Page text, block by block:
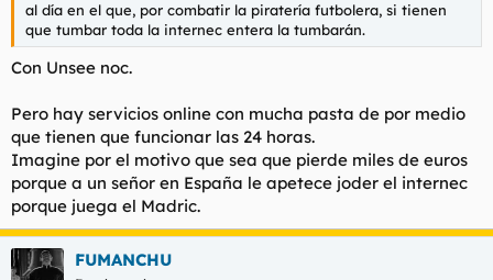
al día en el que, por combatir la piratería futbolera, si tienen
que tumbar toda la internec entera la tumbarán.
Con Unsee noc.
Pero hay servicios online con mucha pasta de por medio
que tienen que funcionar las 24 horas.
Imagine por el motivo que sea que pierde miles de euros
porque a un señor en España le apetece joder el internec
porque juega el Madric.
FUMANCHU